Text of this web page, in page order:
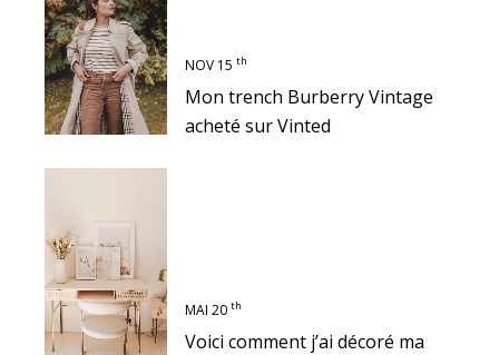
NOV 15 th
Mon trench Burberry Vintage
acheté sur Vinted
MAI 20 th
Voici comment j’ai décoré ma